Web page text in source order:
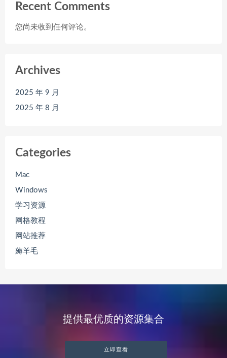
Recent Comments
您尚未收到任何评论。
Archives
2025 年 9 月
2025 年 8 月
Categories
Mac
Windows
学习资源
网格教程
网站推荐
薅羊毛
提供最优质的资源集合
立即查看